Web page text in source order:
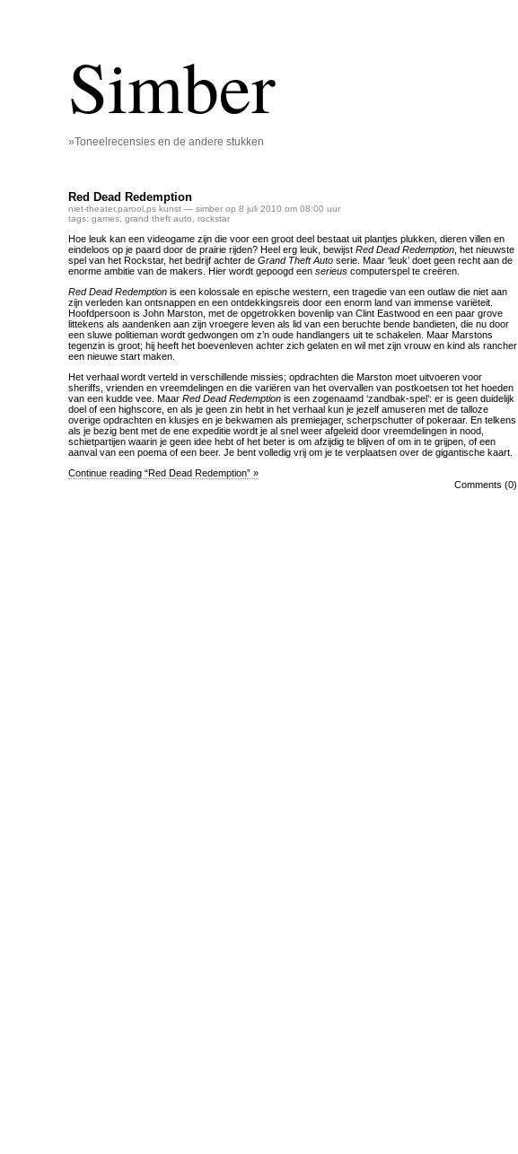
Simber
»Toneelrecensies en de andere stukken
Red Dead Redemption
niet-theater,parool ps kunst — simber op 8 juli 2010 om 08:00 uur
tags: games grand theft auto rockstar
Hoe leuk kan een videogame zijn die voor een groot deel bestaat uit plantjes plukken, dieren villen en
eindeloos op je paard door de prairie rijden? Heel erg leuk, bewijst Red Dead Redemption , het nieuwste
spel van het Rockstar, het bedrijf achter de Grand Theft Auto serie. Maar ‘leuk’ doet geen recht aan de
enorme ambitie van de makers. Hier wordt gepoogd een serieus computerspel te creëren.
Red Dead Redemption is een kolossale en epische western, een tragedie van een outlaw die niet aan
zijn verleden kan ontsnappen en een ontdekkingsreis door een enorm land van immense variëteit.
Hoofdpersoon is John Marston, met de opgetrokken bovenlip van Clint Eastwood en een paar grove
littekens als aandenken aan zijn vroegere leven als lid van een beruchte bende bandieten, die nu door
een sluwe politieman wordt gedwongen om z’n oude handlangers uit te schakelen. Maar Marstons
tegenzin is groot; hij heeft het boevenleven achter zich gelaten en wil met zijn vrouw en kind als rancher
een nieuwe start maken.
Het verhaal wordt verteld in verschillende missies; opdrachten die Marston moet uitvoeren voor
sheriffs, vrienden en vreemdelingen en die variëren van het overvallen van postkoetsen tot het hoeden
van een kudde vee. Maar Red Dead Redemption is een zogenaamd ‘zandbak-spel’: er is geen duidelijk
doel of een highscore, en als je geen zin hebt in het verhaal kun je jezelf amuseren met de talloze
overige opdrachten en klusjes en je bekwamen als premiejager, scherpschutter of pokeraar. En telkens
als je bezig bent met de ene expeditie wordt je al snel weer afgeleid door vreemdelingen in nood,
schietpartijen waarin je geen idee hebt of het beter is om afzijdig te blijven of om in te grijpen, of een
aanval van een poema of een beer. Je bent volledig vrij om je te verplaatsen over de gigantische kaart.
Continue reading “Red Dead Redemption” »
Comments (0)